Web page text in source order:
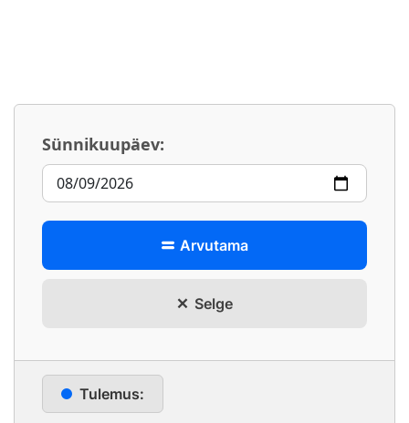
Sünnikuupäev:
Arvutama
Selge
Tulemus: